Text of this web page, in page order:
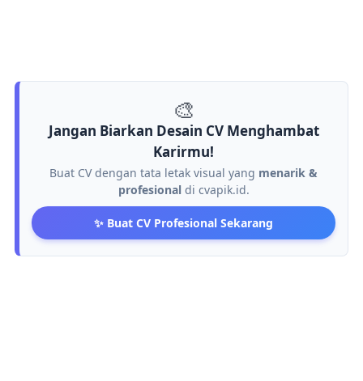
🎨
Jangan Biarkan Desain CV Menghambat
Karirmu!
Buat CV dengan tata letak visual yang menarik &
profesionaldi cvapik.id.
✨ Buat CV Profesional Sekarang